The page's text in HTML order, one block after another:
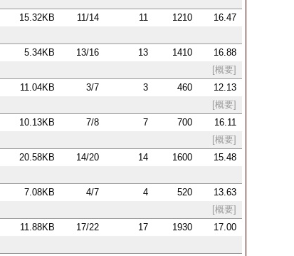
15.32KB 11/14 11 1210
16.47
5.34KB 13/16 13 1410
16.88
[概要]
11.04KB 3/7 3 460
12.13
[概要]
10.13KB 7/8 7 700
16.11
[概要]
20.58KB 14/20 14 1600
15.48
7.08KB 4/7 4 520
13.63
[概要]
11.88KB 17/22 17 1930
17.00